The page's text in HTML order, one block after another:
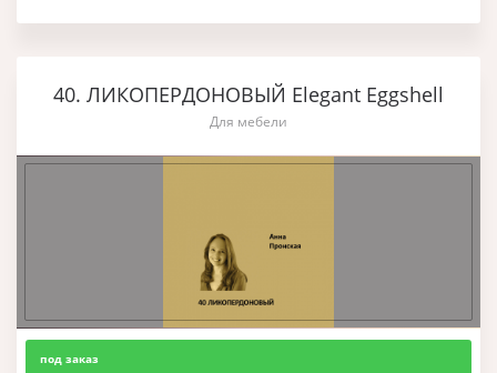
40. ЛИКОПЕРДОНОВЫЙ Elegant Eggshell
Для мебели
под заказ